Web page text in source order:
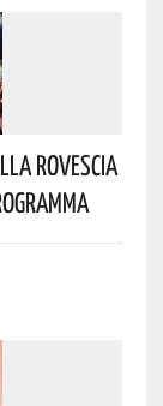
Rovescia